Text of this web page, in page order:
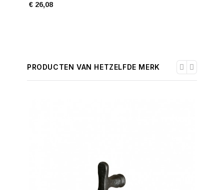
€ 26,08
PRODUCTEN VAN HETZELFDE MERK